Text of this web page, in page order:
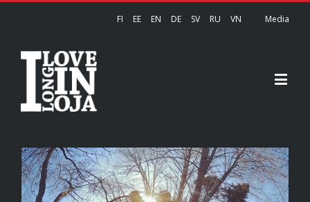
FI EE EN DE SV RU VN Media